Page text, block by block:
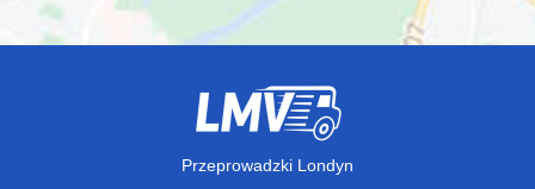
Przeprowadzki Londyn